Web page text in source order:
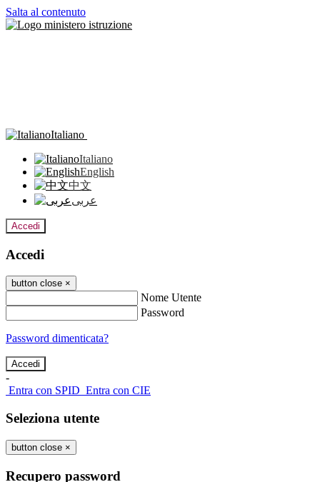
Salta al contenuto
Italiano
Italiano
English
中文
عربى
Accedi
Accedi
button close ×
Nome Utente
Password
Password dimenticata?
-
Entra con SPID Entra con CIE
Seleziona utente
button close ×
Recupero password